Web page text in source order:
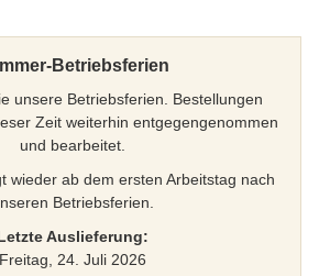
Betriebsferien
unsere Betriebsferien. Bestellungen
Zeit weiterhin entgegengenommen
und bearbeitet.
wieder ab dem ersten Arbeitstag nach
Betriebsferien.
Auslieferung:
Freitag, 24. Juli 2026